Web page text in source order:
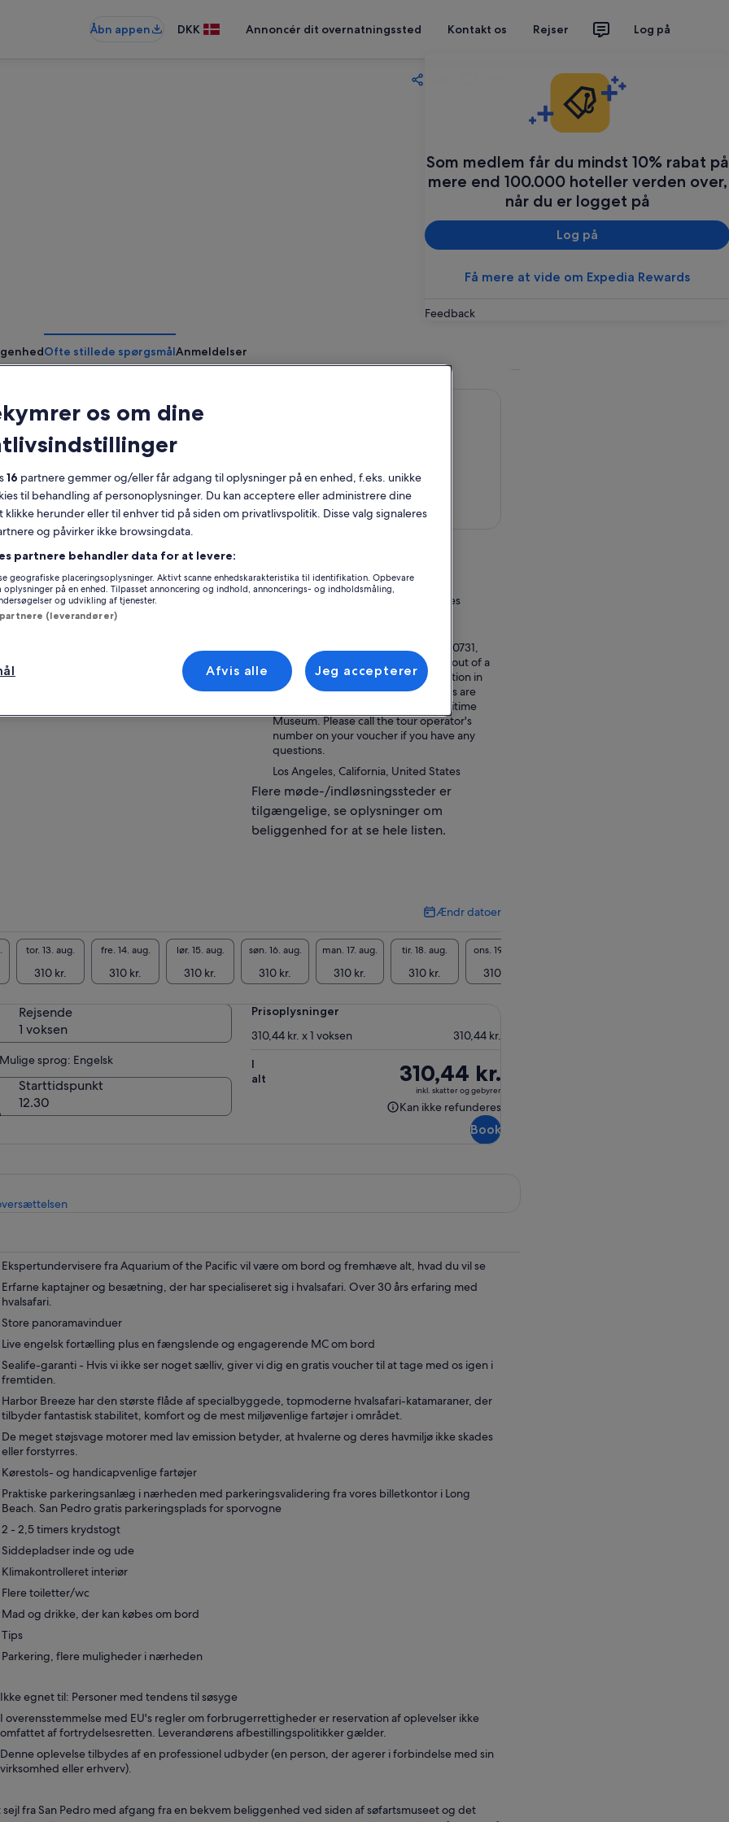
Åbn appen DKK Annoncér dit overnatningssted Kontakt os Rejser Log på
Som medlem får du mindst 10% rabat på
mere end 100.000 hoteller verden over,
når du er logget på
Log på
Få mere at vide om Expedia Rewards
Feedback
Ofte stillede spørgsmålAnmeldelser
Gratis afbestilling
2 timer
Mobilkupon
Øjeblikkelig
bekræftelse
Se majestætiske hvaler i deres naturlige
habitat om bord på miljøvenlige katamaraner
Sejl på miljøvenlige katamaraner med
Lær af dygtige naturforskere og undervisere
fra Aquarium of the Pacific
Hold øje med legesyge delfiner, søløver og
Se på kort
Los Angeles
Los Angeles, California, United States
550 S Harbor Blvd, San Pedro, CA 90731,
USA | We are operating our vessels out of a
temporary location during construction in
the area. Our ticket booth and boats are
located on the right side of the Maritime
Museum. Please call the tour operator's
number on your voucher if you have any
questions.
Los Angeles, California, United States
Flere møde-/indløsningssteder er
tilgængelige, se oplysninger om
beliggenhed for at se hele listen.
Ændr datoer
Ændr
tor. 13. aug.
310 kr.
fre. 14. aug.
310 kr.
lør. 15. aug.
310 kr.
søn. 16. aug.
310 kr.
man. 17. aug.
310 kr.
tir. 18. aug.
310 kr.
ons. 19. aug.
310 kr.
Rejsende
1 voksen
Mulige sprog: Engelsk
Starttidspunkt
12.30
Prisoplysninger
310,44 kr. x 1 voksen
310,44 kr.
I
alt
Prisen
er
310,44 kr.
310,44 kr.
inkl. skatter og gebyrer
Kan ikke refunderes
Kan
Book
Åbner
fane
Ekspertundervisere fra Aquarium of the Pacific vil være om bord og fremhæve alt, hvad du vil se
Erfarne kaptajner og besætning, der har specialiseret sig i hvalsafari. Over 30 års erfaring med
hvalsafari.
Store panoramavinduer
Live engelsk fortælling plus en fængslende og engagerende MC om bord
Sealife-garanti - Hvis vi ikke ser noget sælliv, giver vi dig en gratis voucher til at tage med os igen i
fremtiden.
Harbor Breeze har den største flåde af specialbyggede, topmoderne hvalsafari-katamaraner, der
tilbyder fantastisk stabilitet, komfort og de mest miljøvenlige fartøjer i området.
De meget støjsvage motorer med lav emission betyder, at hvalerne og deres havmiljø ikke skades
eller forstyrres.
Kørestols- og handicapvenlige fartøjer
Praktiske parkeringsanlæg i nærheden med parkeringsvalidering fra vores billetkontor i Long
Beach. San Pedro gratis parkeringsplads for sporvogne
2 - 2,5 timers krydstogt
Siddepladser inde og ude
Klimakontrolleret interiør
Flere toiletter/wc
Mad og drikke, der kan købes om bord
Tips
Parkering, flere muligheder i nærheden
Ikke egnet til: Personer med tendens til søsyge
I overensstemmelse med EU's regler om forbrugerrettigheder er reservation af oplevelser ikke
omfattet af fortrydelsesretten. Leverandørens afbestillingspolitikker gælder.
Denne oplevelse tilbydes af en professionel udbyder (en person, der agerer i forbindelse med sin
virksomhed eller erhverv).
fra San Pedro med afgang fra en bekvem beliggenhed ved siden af søfartsmuseet og det
os om dine
16 partnere gemmer og/eller får adgang til oplysninger på en enhed, f.eks. unikke
til behandling af personoplysninger. Du kan acceptere eller administrere dine
klikke herunder eller til enhver tid på siden om privatlivspolitik. Disse valg signaleres
og påvirker ikke browsingdata.
partnere behandler data for at levere:
geografiske placeringsoplysninger. Aktivt scanne enhedskarakteristika til identifikation. Opbevare
på en enhed. Tilpasset annoncering og indhold, annoncerings- og indholdsmåling,
og udvikling af tjenester.
(leverandører)
Afvis alle Jeg accepterer